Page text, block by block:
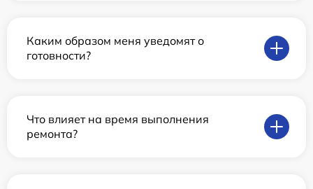
Каким образом меня уведомят о
готовности?
Что влияет на время выполнения
ремонта?